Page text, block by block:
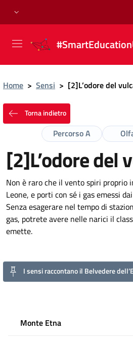
Home > Sensi > [2]L’odore del
Torna indietro
Percorso A
[2]L’odore del
Non è raro che il vento spiri proprio
Leone, e porti con sé i gas emessi
Senza esagerare nel tempo di
gas, potrete avere nelle narici il
emette.
I sensi raccontano il Belvedere
Monte Etna